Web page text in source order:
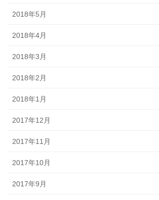
2018年5月
2018年4月
2018年3月
2018年2月
2018年1月
2017年12月
2017年11月
2017年10月
2017年9月